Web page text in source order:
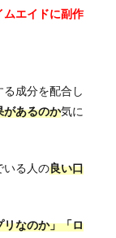
ムエイドに副作
成分を配合し
があるのか気に
いる人の良い口
リなのか」「ロ